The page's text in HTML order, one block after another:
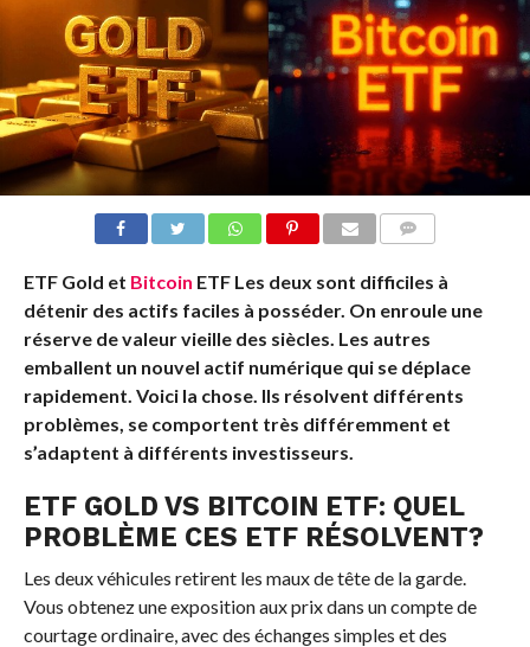
ETF Gold et Bitcoin ETFLes deux sont difficiles à
détenir des actifs faciles à posséder. On enroule une
réserve de valeur vieille des siècles. Les autres
emballent un nouvel actif numérique qui se déplace
rapidement. Voici la chose. Ils résolvent différents
problèmes, se comportent très différemment et
s’adaptent à différents investisseurs.
ETF GOLD VS BITCOIN ETF: QUEL
PROBLÈME CES ETF RÉSOLVENT?
Les deux véhicules retirent les maux de tête de la garde.
Vous obtenez une exposition aux prix dans un compte de
courtage ordinaire, avec des échanges simples et des